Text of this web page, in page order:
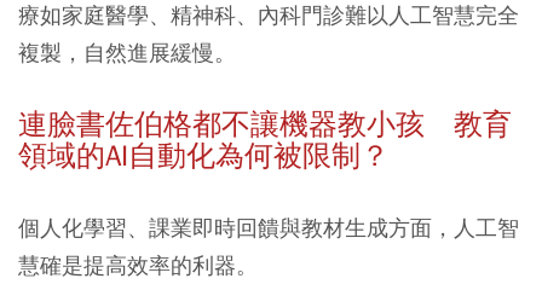
療如家庭醫學、精神科、內科門診難以人工智慧完全
複製，自然進展緩慢。
連臉書佐伯格都不讓機器教小孩 教育
領域的AI自動化為何被限制？
個人化學習、課業即時回饋與教材生成方面，人工智
慧確是提高效率的利器。